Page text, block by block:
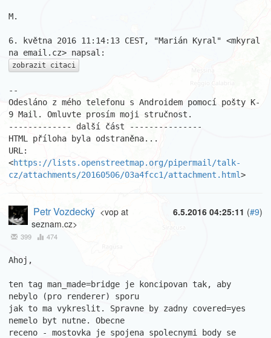
M.
6. května 2016 11:14:13 CEST, "Marián Kyral" <mkyral
zobrazit citaci
--
Odesláno z mého telefonu s Androidem pomocí pošty K-
9 Mail. Omluvte prosím moji stručnost.
------------- další část ---------------
HTML příloha byla odstraněna...
URL:
<https://lists.openstreetmap.org/pipermail/talk-
cz/attachments/20160506/03a4fcc1/attachment.html>
6.5.2016 04:25:11 (#9)
Petr Vozdecký <vop at
seznam.cz>
399 474
Ahoj,
ten tag man_made=bridge je koncipovan tak, aby
nebylo (pro renderer) sporu
jak to ma vykreslit. Spravne by zadny covered=yes
nemelo byt nutne. Obecne
receno - mostovka je spojena spolecnymi body se